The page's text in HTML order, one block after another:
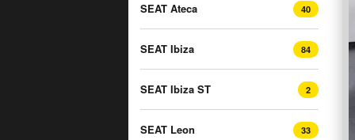
SEAT Ateca 40
SEAT Ibiza 84
SEAT Ibiza ST 2
SEAT Leon 33